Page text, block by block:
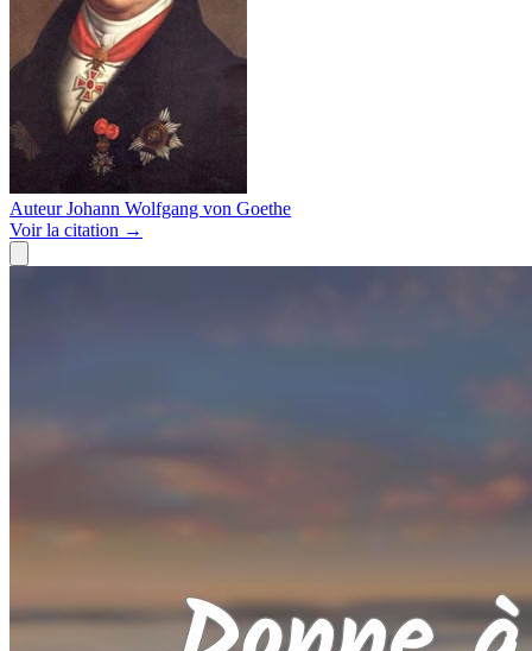
Auteur Johann Wolfgang von Goethe
Voirla citation →